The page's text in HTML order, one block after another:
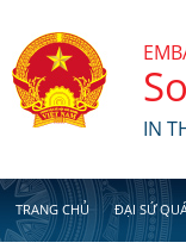
IN
TRANG CHỦ ĐẠI SỨ